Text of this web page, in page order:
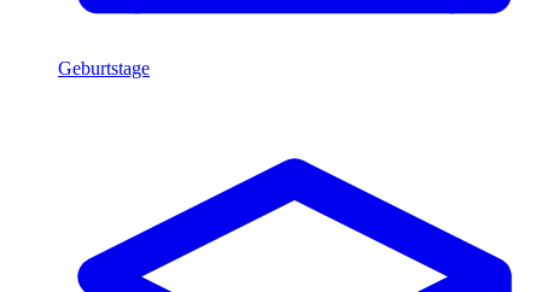
Geburtstage